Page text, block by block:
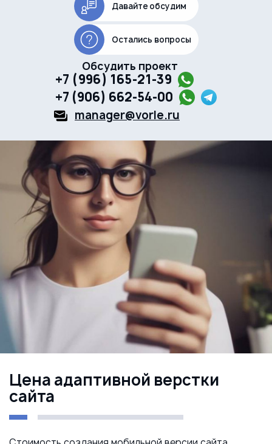
Давайте обсудим
Остались вопросы
Обсудить проект
+7 (996) 165-21-39
+7 (906) 662-54-00
manager@vorle.ru
Цена адаптивной верстки
сайта